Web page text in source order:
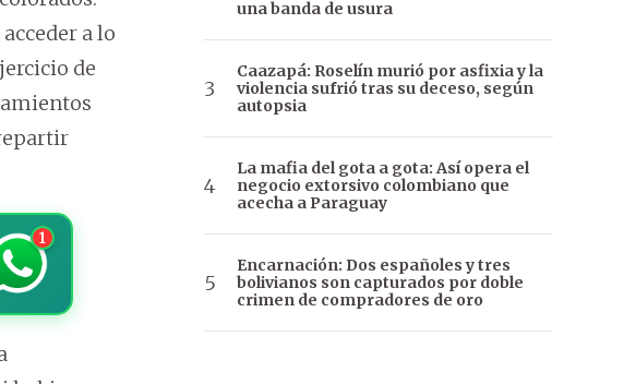
a lo
de
1
una banda de usura
Caazapá: Roselín murió por asfixia y la
violencia sufrió tras su deceso, según
autopsia
La mafia del gota a gota: Así opera el
negocio extorsivo colombiano que
acecha a Paraguay
Encarnación: Dos españoles y tres
bolivianos son capturados por doble
crimen de compradores de oro